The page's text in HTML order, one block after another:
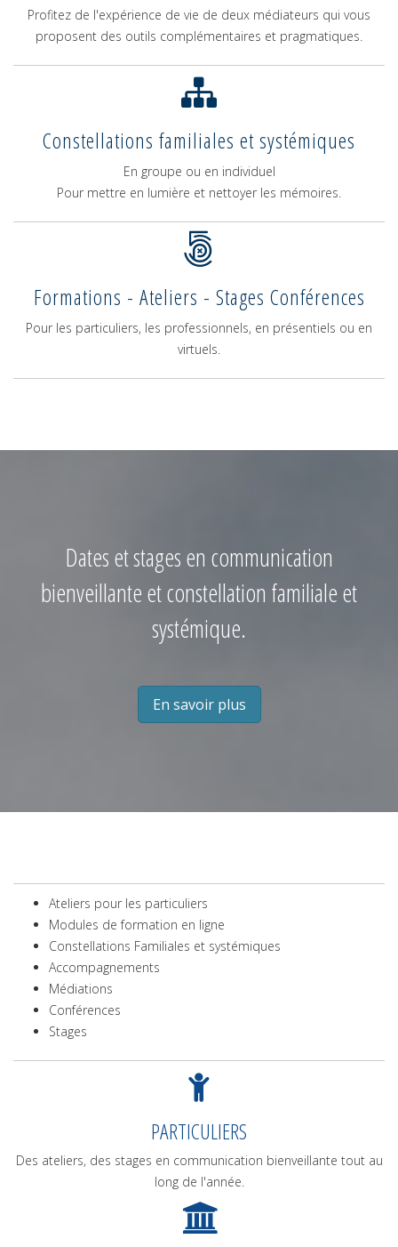
Profitez de l'expérience de vie de deux médiateurs qui vous
proposent des outils complémentaires et pragmatiques.
Constellations familiales et systémiques
En groupe ou en individuel
Pour mettre en lumière et nettoyer les mémoires.
Formations - Ateliers - Stages Conférences
Pour les particuliers, les professionnels, en présentiels ou en
virtuels.
Dates et stages en communication
bienveillante et constellation familiale et
systémique.
En savoir plus
Ateliers pour les particuliers
Modules de formation en ligne
Constellations Familiales et systémiques
Accompagnements
Médiations
Conférences
Stages
PARTICULIERS
Des ateliers, des stages en communication bienveillante tout au
long de l'année.